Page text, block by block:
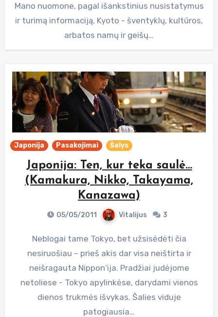
Mano nuomone, pagal išankstinius nusistatymus
ir turimą informaciją, Kyoto - šventyklų, kultūros,
arbatos namų ir geišų…
Japonija Pasakojimai Šalys
Japonija: Ten, kur teka saulė…
(Kamakura, Nikko, Takayama,
Kanazawa)
05/05/2011 Vitalijus 3
Neblogai tame Tokyo, bet užsisėdėti čia
nesiruošiau – prieš akis dar visa neištirta ir
neišragauta Nippon‘ija. Pradžiai judėjome
netoliese - Tokyo apylinkėse, darydami vienos
dienos trukmės išvykas. Šalies viduje
patogiausia…